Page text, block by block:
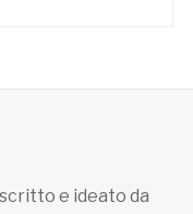
e ideato da